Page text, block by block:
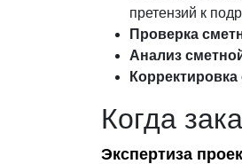
претензий к
Проверка
Анализ
Когда
Экспертиза